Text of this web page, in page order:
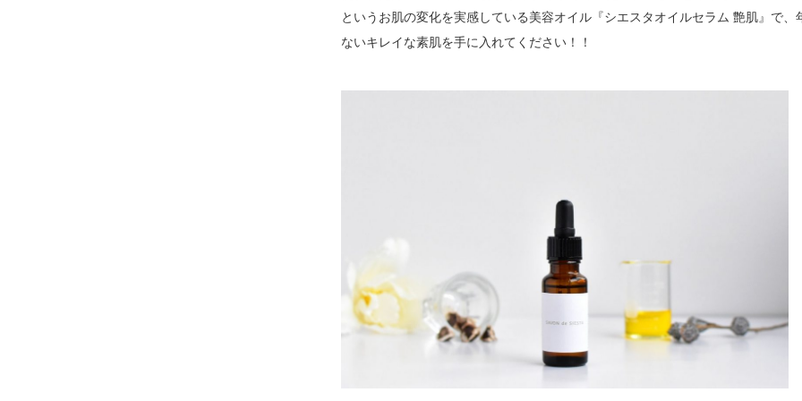
というお肌の変化を実感している美容オイル『シエスタオイルセラム 艶肌』で、
ないキレイな素肌を手に入れてください！！